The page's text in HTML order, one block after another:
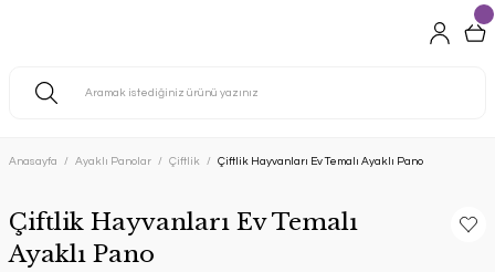
Anasayfa Ayaklı Panolar Çiftlik Çiftlik Hayvanları Ev Temalı Ayaklı Pano
Çiftlik Hayvanları Ev Temalı
Ayaklı Pano